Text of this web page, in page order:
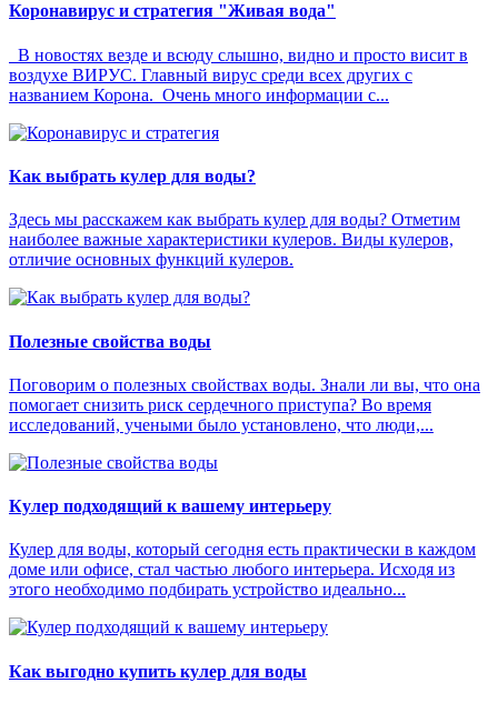
Коронавирус и стратегия "Живая вода"
В новостях везде и всюду слышно, видно и просто висит в
воздухе ВИРУС. Главный вирус среди всех других с
названием Корона. Очень много информации с...
Как выбрать кулер для воды?
Здесь мы расскажем как выбрать кулер для воды? Отметим
наиболее важные характеристики кулеров. Виды кулеров,
отличие основных функций кулеров.
Полезные свойства воды
Поговорим о полезных свойствах воды. Знали ли вы, что она
помогает снизить риск сердечного приступа? Во время
исследований, учеными было установлено, что люди,...
Кулер подходящий к вашему интерьеру
Кулер для воды, который сегодня есть практически в каждом
доме или офисе, стал частью любого интерьера. Исходя из
этого необходимо подбирать устройство идеально...
Как выгодно купить кулер для воды